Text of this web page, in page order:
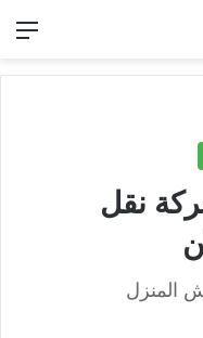
نقل
المنزل